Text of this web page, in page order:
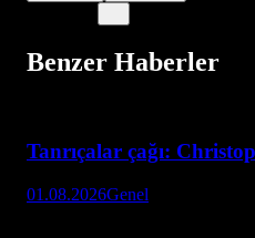
Benzer Haberler
Tanrıçalar çağı:
01.08.2026Genel